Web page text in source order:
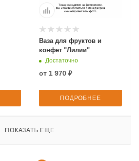
Ваза для фруктов и
конфет "Лилии"
Достаточно
от 1 970 ₽
ПОДРОБНЕЕ
ПОКАЗАТЬ ЕЩЕ